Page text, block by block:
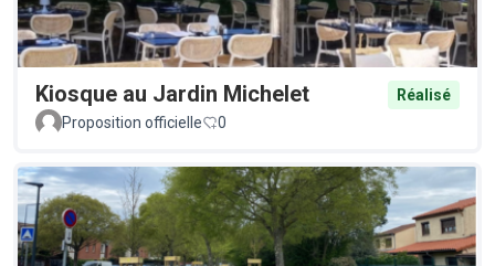
Kiosque au Jardin Michelet
Réalisé
Proposition officielle
0